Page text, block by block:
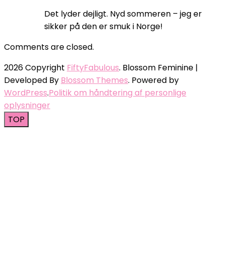
Det lyder dejligt. Nyd sommeren – jeg er
sikker på den er smuk i Norge!
Comments are closed.
2026 Copyright FiftyFabulous. Blossom Feminine |
Developed By Blossom Themes. Powered by
WordPress.Politik om håndtering af personlige
oplysninger
TOP